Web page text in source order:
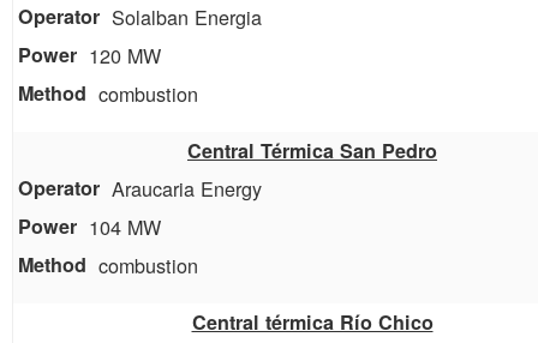
Solalban Energia
120 MW
combustion
Central Térmica San Pedro
Araucaria Energy
104 MW
combustion
Central térmica Río Chico